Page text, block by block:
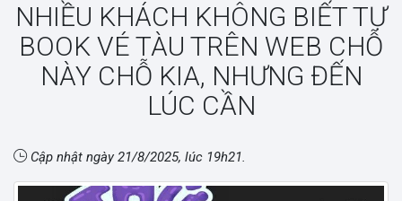
NHIỀU KHÁCH KHÔNG BIẾT TỰ
BOOK VÉ TÀU TRÊN WEB CHỖ
NÀY CHỖ KIA, NHƯNG ĐẾN
LÚC CẦN
Cập nhật ngày21/8/2025, lúc 19h21.